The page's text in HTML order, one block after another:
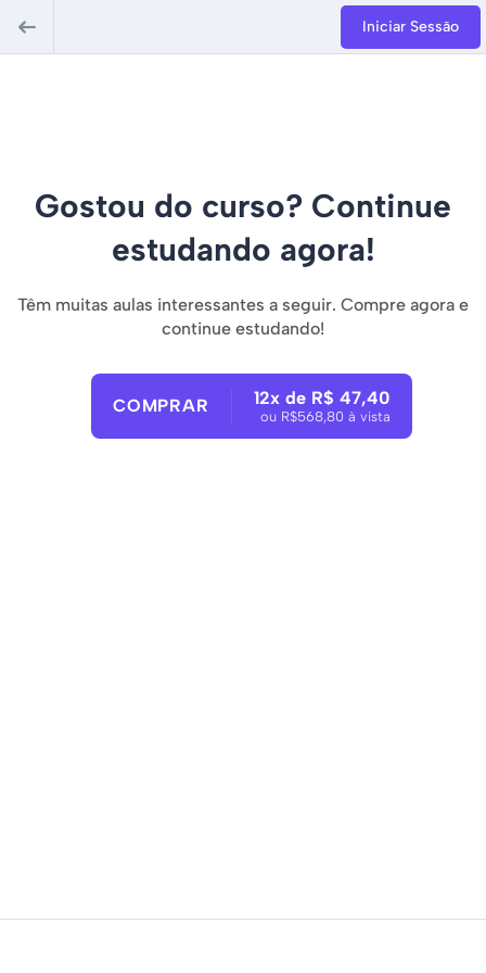
Iniciar Sessão
Gostou do curso? Continue
estudando agora!
Têm muitas aulas interessantes a seguir. Compre agora e
continue estudando!
COMPRAR 12x de R$ 47,40
ou R$568,80 à vista